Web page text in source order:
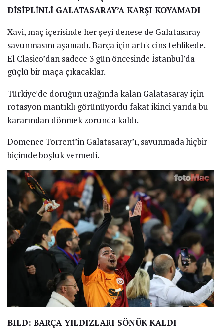
DİSİPLİNLİ GALATASARAY’A KARŞI KOYAMADI
Xavi, maç içerisinde her şeyi denese de Galatasaray
savunmasını aşamadı. Barça için artık cins tehlikede.
El Clasico’dan sadece 3 gün öncesinde İstanbul’da
güçlü bir maça çıkacaklar.
Türkiye’de doruğun uzağında kalan Galatasaray için
rotasyon mantıklı görünüyordu fakat ikinci yarıda bu
kararından dönmek zorunda kaldı.
Domenec Torrent’in Galatasaray’ı, savunmada hiçbir
biçimde boşluk vermedi.
BILD: BARÇA YILDIZLARI SÖNÜK KALDI